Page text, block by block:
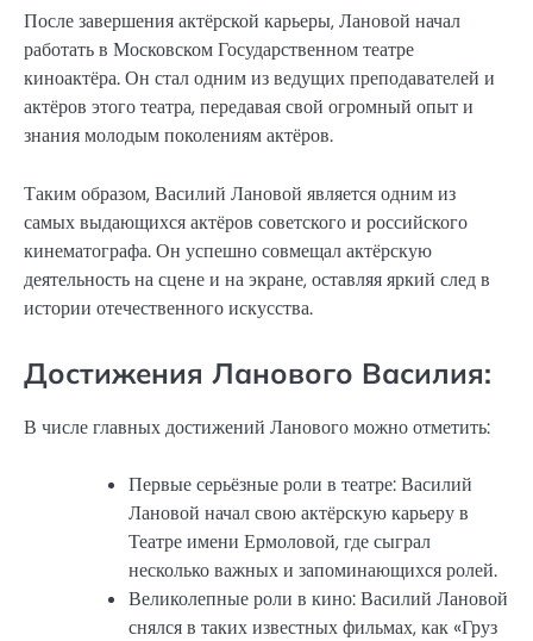
После завершения актёрской карьеры, Лановой начал
работать в Московском Государственном театре
киноактёра. Он стал одним из ведущих преподавателей и
актёров этого театра, передавая свой огромный опыт и
знания молодым поколениям актёров.
Таким образом, Василий Лановой является одним из
самых выдающихся актёров советского и российского
кинематографа. Он успешно совмещал актёрскую
деятельность на сцене и на экране, оставляя яркий след в
истории отечественного искусства.
Достижения Ланового Василия:
В числе главных достижений Ланового можно отметить:
Первые серьёзные роли в театре: Василий
Лановой начал свою актёрскую карьеру в
Театре имени Ермоловой, где сыграл
несколько важных и запоминающихся ролей.
Великолепные роли в кино: Василий Лановой
снялся в таких известных фильмах, как «Груз